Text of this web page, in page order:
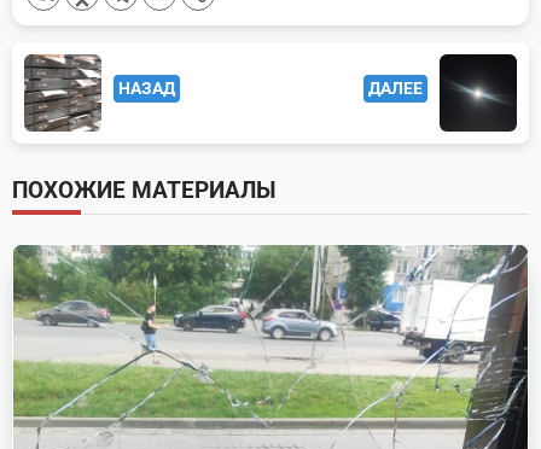
<span
class="nav-
subtitle
screen-
reader-
text">Page</span>
НАЗАД ДАЛЕЕ
ПОХОЖИЕ МАТЕРИАЛЫ